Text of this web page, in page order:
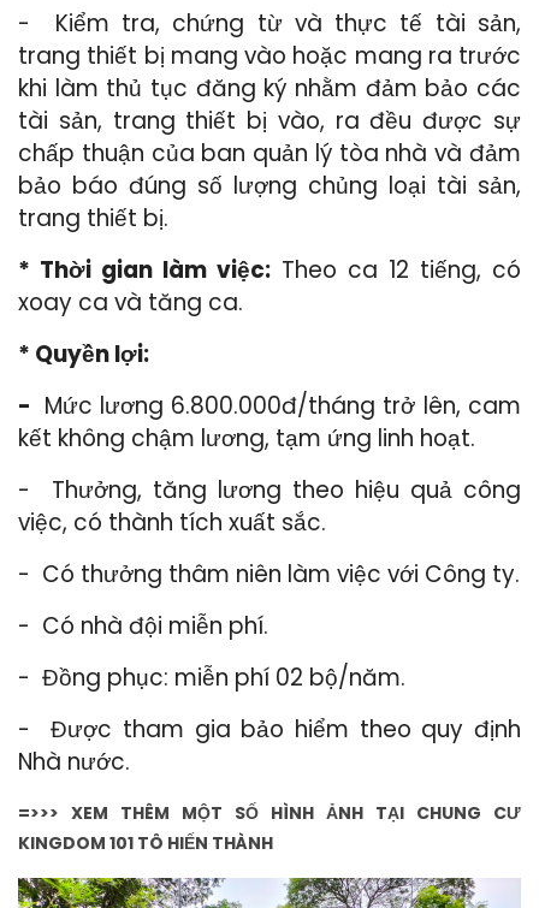
- Kiểm tra, chứng từ và thực tế tài sản,
trang thiết bị mang vào hoặc mang ra trước
khi làm thủ tục đăng ký nhằm đảm bảo các
tài sản, trang thiết bị vào, ra đều được sự
chấp thuận của ban quản lý tòa nhà và đảm
bảo báo đúng số lượng chủng loại tài sản,
trang thiết bị.
* Thời gian làm việc: Theo ca 12 tiếng, có
xoay ca và tăng ca.
* Quyền lợi:
- Mức lương 6.800.000đ/tháng trở lên, cam
kết không chậm lương, tạm ứng linh hoạt.
- Thưởng, tăng lương theo hiệu quả công
việc, có thành tích xuất sắc.
- Có thưởng thâm niên làm việc với Công ty.
- Có nhà đội miễn phí.
- Đồng phục: miễn phí 02 bộ/năm.
- Được tham gia bảo hiểm theo quy định
Nhà nước.
=>>> XEM THÊM MỘT SỐ HÌNH ẢNH TẠI CHUNG CƯ
KINGDOM 101 TÔ HIẾN THÀNH